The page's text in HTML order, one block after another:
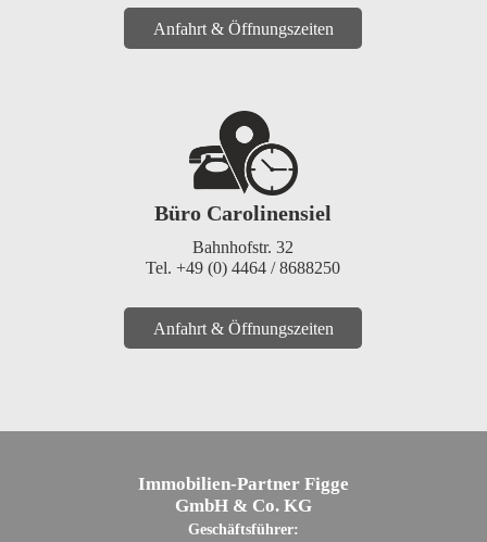
Anfahrt & Öffnungszeiten
Büro Carolinensiel
Bahnhofstr. 32
Tel. +49 (0) 4464 / 8688250
Anfahrt & Öffnungszeiten
Immobilien-Partner Figge
GmbH & Co. KG
Geschäftsführer: